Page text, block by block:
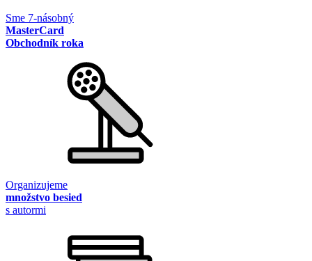
Sme 7-násobný
MasterCard
Obchodník roka
Organizujeme
množstvo besied
s autormi